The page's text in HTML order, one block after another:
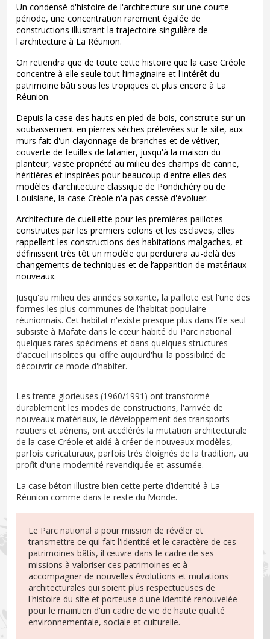
Un condensé d'histoire de l'architecture sur une courte
période, une concentration rarement égalée de
constructions illustrant la trajectoire singulière de
l'architecture à La Réunion.
On retiendra que de toute cette histoire que la case Créole
concentre à elle seule tout l’imaginaire et l'intérêt du
patrimoine bâti sous les tropiques et plus encore à La
Réunion.
Depuis la case des hauts en pied de bois, construite sur un
soubassement en pierres sèches prélevées sur le site, aux
murs fait d'un clayonnage de branches et de vétiver,
couverte de feuilles de latanier, jusqu'à la maison du
planteur, vaste propriété au milieu des champs de canne,
héritières et inspirées pour beaucoup d'entre elles des
modèles d’architecture classique de Pondichéry ou de
Louisiane, la case Créole n'a pas cessé d'évoluer.
Architecture de cueillette pour les premières paillotes
construites par les premiers colons et les esclaves, elles
rappellent les constructions des habitations malgaches, et
définissent très tôt un modèle qui perdurera au-delà des
changements de techniques et de l’apparition de matériaux
nouveaux.
Jusqu'au milieu des années soixante, la paillote est l'une des
formes les plus communes de l'habitat populaire
réunionnais. Cet habitat n'existe presque plus dans l'île seul
subsiste à Mafate dans le cœur habité du Parc national
quelques rares spécimens et dans quelques structures
d’accueil insolites qui offre aujourd'hui la possibilité de
découvrir ce mode d'habiter.
Les trente glorieuses (1960/1991) ont transformé
durablement les modes de constructions, l'arrivée de
nouveaux matériaux, le développement des transports
routiers et aériens, ont accélérés la mutation architecturale
de la case Créole et aidé à créer de nouveaux modèles,
parfois caricaturaux, parfois très éloignés de la tradition, au
profit d'une modernité revendiquée et assumée.
La case béton illustre bien cette perte d’identité à La
Réunion comme dans le reste du Monde.
Le Parc national a pour mission de révéler et
transmettre ce qui fait l'identité et le caractère de ces
patrimoines bâtis, il œuvre dans le cadre de ses
missions à valoriser ces patrimoines et à
accompagner de nouvelles évolutions et mutations
architecturales qui soient plus respectueuses de
l'histoire du site et porteuse d'une identité renouvelée
pour le maintien d'un cadre de vie de haute qualité
environnementale, sociale et culturelle.